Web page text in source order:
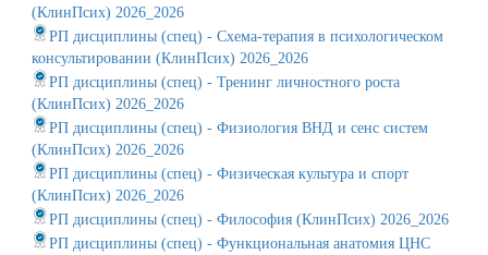
(КлинПсих) 2026_2026
РП дисциплины (спец) - Схема-терапия в психологическом
консультировании (КлинПсих) 2026_2026
РП дисциплины (спец) - Тренинг личностного роста
(КлинПсих) 2026_2026
РП дисциплины (спец) - Физиология ВНД и сенс систем
(КлинПсих) 2026_2026
РП дисциплины (спец) - Физическая культура и спорт
(КлинПсих) 2026_2026
РП дисциплины (спец) - Философия (КлинПсих) 2026_2026
РП дисциплины (спец) - Функциональная анатомия ЦНС